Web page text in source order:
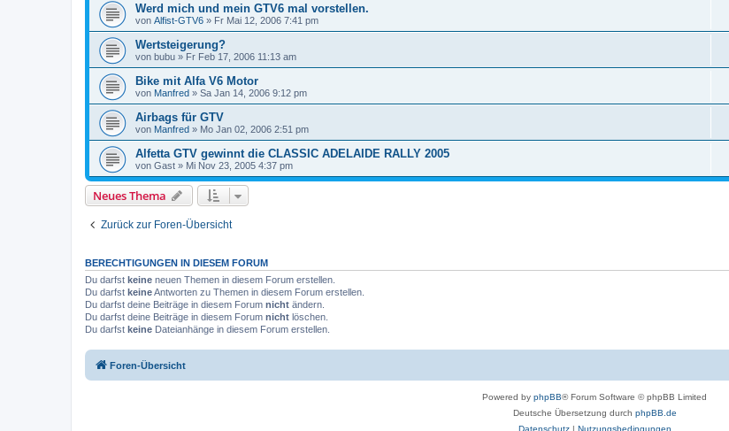
Werd mich und mein GTV6 mal vorstellen.
von Alfist-GTV6 » Fr Mai 12, 2006 7:41 pm
Wertsteigerung?
von bubu » Fr Feb 17, 2006 11:13 am
Bike mit Alfa V6 Motor
von Manfred » Sa Jan 14, 2006 9:12 pm
Airbags für GTV
von Manfred » Mo Jan 02, 2006 2:51 pm
Alfetta GTV gewinnt die CLASSIC ADELAIDE RALLY 2005
von Gast » Mi Nov 23, 2005 4:37 pm
Neues Thema
Zurück zur Foren-Übersicht
BERECHTIGUNGEN IN DIESEM FORUM
Du darfst keine neuen Themen in diesem Forum erstellen.
Du darfst keineAntworten zu Themen in diesem Forum erstellen.
Du darfst deine Beiträge in diesem Forum nicht ändern.
Du darfst deine Beiträge in diesem Forum nicht löschen.
Du darfst keine Dateianhänge in diesem Forum erstellen.
Foren-Übersicht
Powered by phpBB® Forum Software © phpBB Limited
Deutsche Übersetzung durch phpBB.de
Datenschutz| Nutzungsbedingungen